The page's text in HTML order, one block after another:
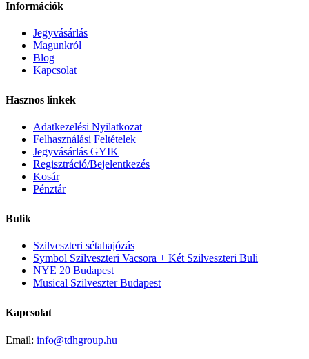
Információk
Jegyvásárlás
Magunkról
Blog
Kapcsolat
Hasznos linkek
Adatkezelési Nyilatkozat
Felhasználási Feltételek
Jegyvásárlás GYIK
Regisztráció/Bejelentkezés
Kosár
Pénztár
Bulik
Szilveszteri sétahajózás
Symbol Szilveszteri Vacsora + Két Szilveszteri Buli
NYE 20 Budapest
Musical Szilveszter Budapest
Kapcsolat
Email: info@tdhgroup.hu